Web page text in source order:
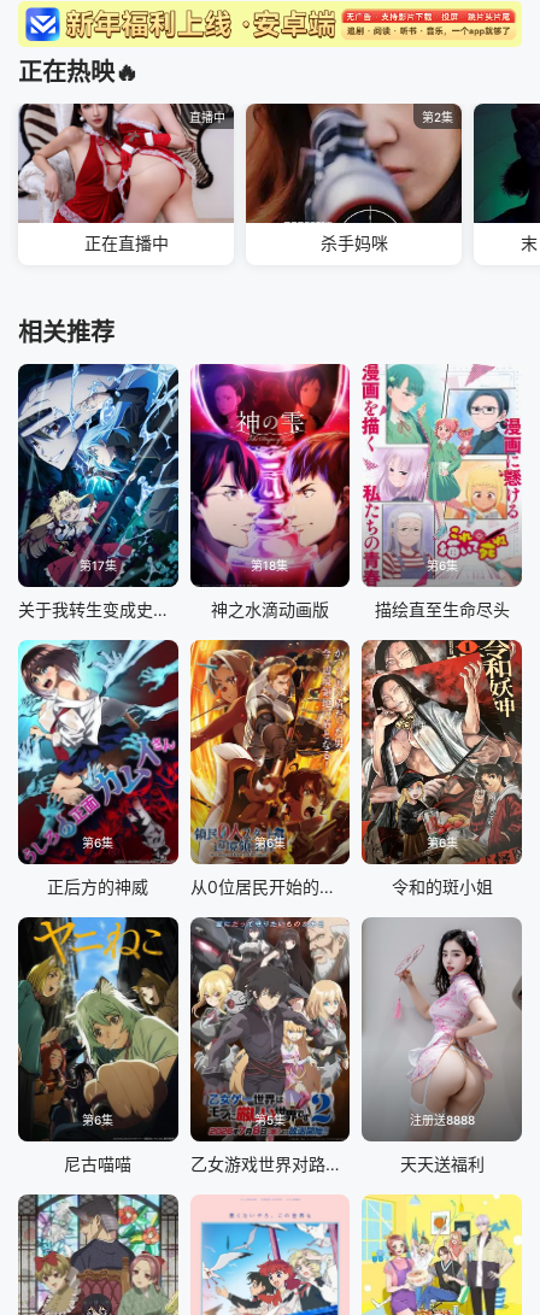
正在热映🔥
直播中
正在直播中
第2集
杀手妈咪
相关推荐
第17集
关于我转生变成史莱姆这档事第四季
第18集
神之水滴动画版
第6集
描绘直至生命尽头
第6集
正后方的神威
第6集
从0位居民开始的边境领主大人
第6集
令和的斑小姐
第6集
尼古喵喵
第5集
乙女游戏世界对路人角色很不友好 第二季
注册送8888
天天送福利